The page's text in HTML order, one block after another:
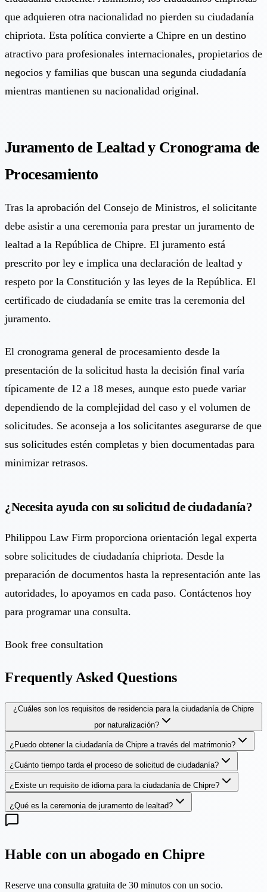
que adquieren otra nacionalidad no pierden su ciudadanía
chipriota. Esta política convierte a Chipre en un destino
atractivo para profesionales internacionales, propietarios de
negocios y familias que buscan una segunda ciudadanía
mientras mantienen su nacionalidad original.
Juramento de Lealtad y Cronograma de
Procesamiento
Tras la aprobación del Consejo de Ministros, el solicitante
debe asistir a una ceremonia para prestar un juramento de
lealtad a la República de Chipre. El juramento está
prescrito por ley e implica una declaración de lealtad y
respeto por la Constitución y las leyes de la República. El
certificado de ciudadanía se emite tras la ceremonia del
juramento.
El cronograma general de procesamiento desde la
presentación de la solicitud hasta la decisión final varía
típicamente de 12 a 18 meses, aunque esto puede variar
dependiendo de la complejidad del caso y el volumen de
solicitudes. Se aconseja a los solicitantes asegurarse de que
sus solicitudes estén completas y bien documentadas para
minimizar retrasos.
¿Necesita ayuda con su solicitud de ciudadanía?
Philippou Law Firm proporciona orientación legal experta
sobre solicitudes de ciudadanía chipriota. Desde la
preparación de documentos hasta la representación ante las
autoridades, lo apoyamos en cada paso. Contáctenos hoy
para programar una consulta.
Book free consultation
Frequently Asked Questions
¿Cuáles son los requisitos de residencia para la ciudadanía de Chipre
por naturalización?
¿Puedo obtener la ciudadanía de Chipre a través del matrimonio?
¿Cuánto tiempo tarda el proceso de solicitud de ciudadanía?
¿Existe un requisito de idioma para la ciudadanía de Chipre?
¿Qué es la ceremonia de juramento de lealtad?
Hable con un abogado en Chipre
Reserve una consulta gratuita de 30 minutos con un socio.